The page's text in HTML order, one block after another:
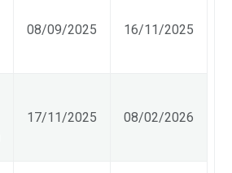
08/09/2025 16/11/2025
17/11/2025 08/02/2026